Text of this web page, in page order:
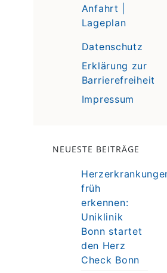
Anfahrt |
Lageplan
Datenschutz
Erklärung zur
Barrierefreiheit
Impressum
NEUESTE BEITRÄGE
früh
erkennen:
Uniklinik
Bonn startet
den Herz
Check Bonn